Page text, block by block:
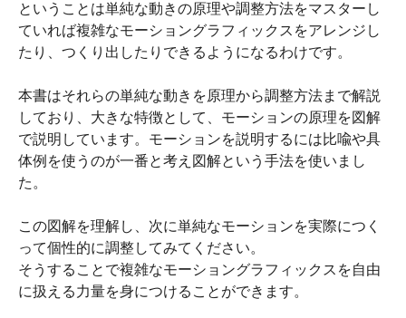
ということは単純な動きの原理や調整方法をマスターし
ていれば複雑なモーショングラフィックスをアレンジし
たり、つくり出したりできるようになるわけです。
本書はそれらの単純な動きを原理から調整方法まで解説
しており、大きな特徴として、モーションの原理を図解
で説明しています。モーションを説明するには比喩や具
体例を使うのが一番と考え図解という手法を使いまし
た。
この図解を理解し、次に単純なモーションを実際につく
って個性的に調整してみてください。
そうすることで複雑なモーショングラフィックスを自由
に扱える力量を身につけることができます。